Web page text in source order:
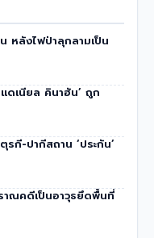
น หลังไฟป่าลุกลามเป็น
ดเนียล คินาฮัน’ ถูก
กี-ปากีสถาน ‘ประกัน’
าณคดีเป็นอาวุธยึดพื้นที่